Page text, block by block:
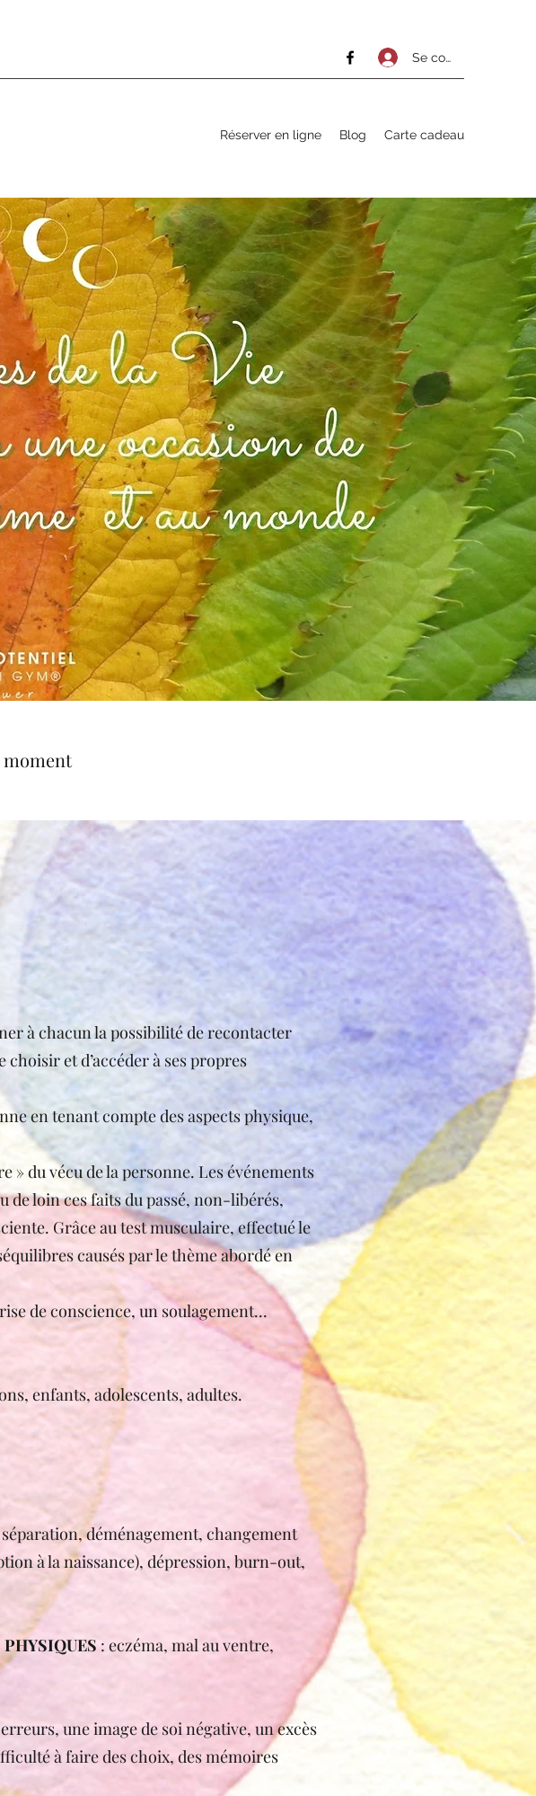
Se connecter
Réserver en ligne Blog Carte cadeau
moment
à chacun la possibilité de recontacter
et d’accéder à ses propres
en tenant compte des aspects physique,
» du vécu de la personne. Les événements
de loin ces faits du passé, non-libérés,
Grâce au test musculaire, effectué le
causés par le thème abordé en
de conscience, un soulagement...
enfants, adolescents, adultes.
déménagement, changement
à la naissance), dépression, burn-out,
: eczéma, mal au ventre,
une image de soi négative, un excès
à faire des choix, des mémoires